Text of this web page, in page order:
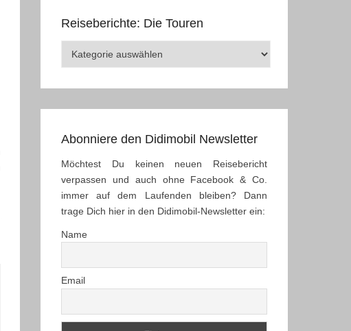
Reiseberichte: Die Touren
Abonniere den Didimobil Newsletter
Möchtest Du keinen neuen Reisebericht
verpassen und auch ohne Facebook & Co.
immer auf dem Laufenden bleiben? Dann
trage Dich hier in den Didimobil-Newsletter ein:
Name
Email